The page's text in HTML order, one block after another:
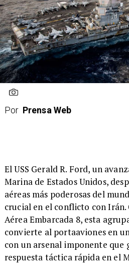
Por Prensa Web
El USS Gerald R. Ford, un
Marina de Estados Unidos,
aéreas más poderosas del
crucial en el conflicto con Irán.
Aérea Embarcada 8, esta
convierte al portaaviones en
con un arsenal imponente que
respuesta táctica rápida en el